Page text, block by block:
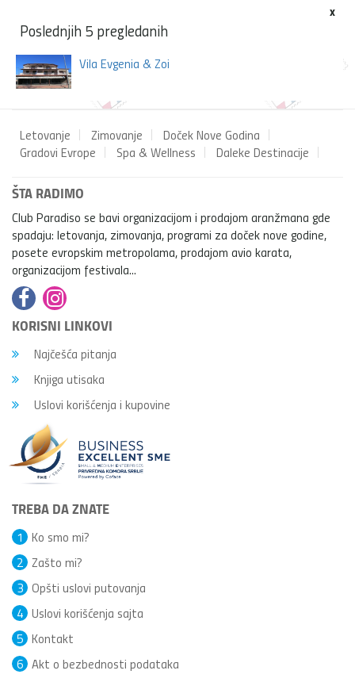
x
Poslednjih 5 pregledanih
Vila Evgenia & Zoi
Letovanje Zimovanje
Doček Nove Godina
Gradovi Evrope
Spa & Wellness Daleke Destinacije
ŠTA RADIMO
Club Paradiso se bavi organizacijom i prodajom aranžmana gde
spadaju: letovanja, zimovanja, programi za doček nove godine,
posete evropskim metropolama, prodajom avio karata,
organizacijom festivala...
KORISNI LINKOVI
Najčešća pitanja
Knjiga utisaka
Uslovi korišćenja i kupovine
TREBA DA ZNATE
Ko smo mi?
1
Zašto mi?
2
Opšti uslovi putovanja
3
Uslovi korišćenja sajta
4
Kontakt
5
Akt o bezbednosti podataka
6